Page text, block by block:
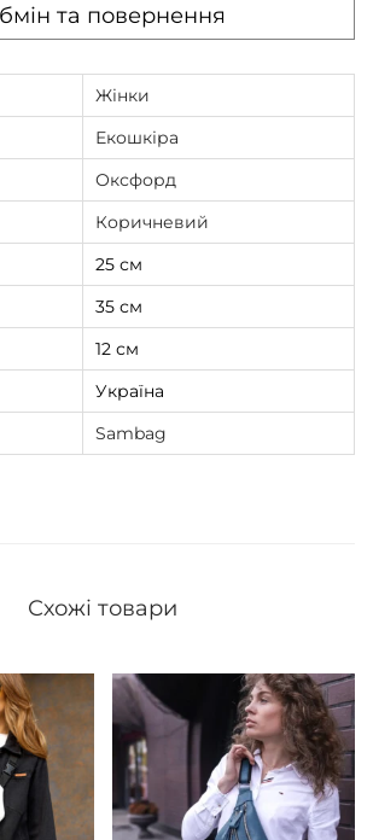
та повернення
Жінки
Екошкіра
Оксфорд
Коричневий
25 см
35 см
12 см
Україна
Sambag
Схожі товари